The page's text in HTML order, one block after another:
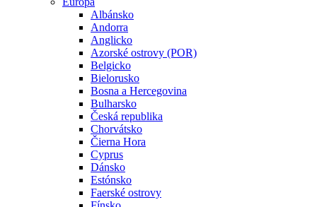
Albánsko
Andorra
Anglicko
Azorské ostrovy (POR)
Belgicko
Bielorusko
Bosna a Hercegovina
Bulharsko
Česká republika
Chorvátsko
Čierna Hora
Cyprus
Dánsko
Estónsko
Faerské ostrovy